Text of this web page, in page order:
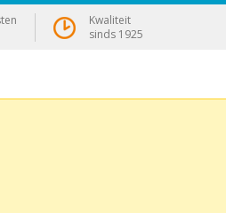
Kwaliteit
sinds 1925